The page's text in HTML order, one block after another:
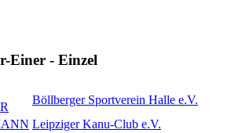
Einer - Einzel
Böllberger Sportverein Halle e.V.
Leipziger Kanu-Club e.V.